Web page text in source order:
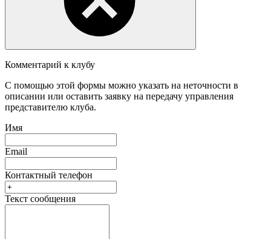
Комментарий к клубу
С помощью этой формы можно указать на неточности в
описании или оставить заявку на передачу управления
представителю клуба.
Имя
Email
Контактный телефон
Текст сообщения